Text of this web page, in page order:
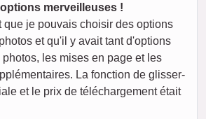
merveilleuses !
que je pouvais choisir des options
et qu'il y avait tant d'options
les mises en page et les
La fonction de glisser-
et le prix de téléchargement était